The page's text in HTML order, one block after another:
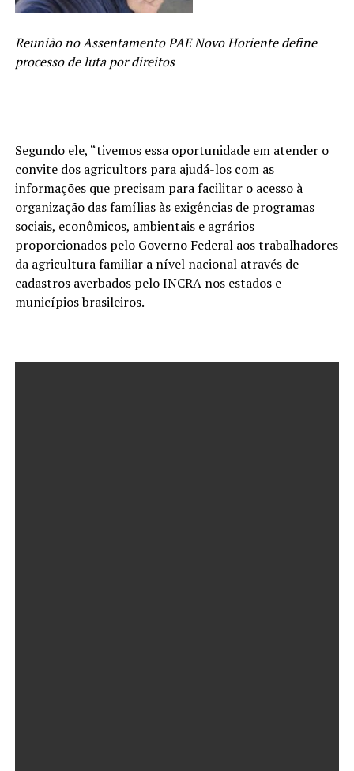
Reunião no Assentamento PAE Novo Horiente define
processo de luta por direitos
Segundo ele, “tivemos essa oportunidade em atender o
convite dos agricultors para ajudá-los com as
informações que precisam para facilitar o acesso à
organização das famílias às exigências de programas
sociais, econômicos, ambientais e agrários
proporcionados pelo Governo Federal aos trabalhadores
da agricultura familiar a nível nacional através de
cadastros averbados pelo INCRA nos estados e
municípios brasileiros.